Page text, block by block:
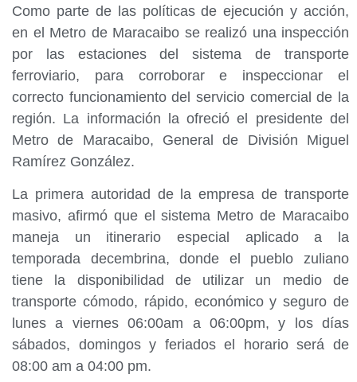
Como parte de las políticas de ejecución y acción,
en el Metro de Maracaibo se realizó una inspección
por las estaciones del sistema de transporte
ferroviario, para corroborar e inspeccionar el
correcto funcionamiento del servicio comercial de la
región. La información la ofreció el presidente del
Metro de Maracaibo, General de División Miguel
Ramírez González.
La primera autoridad de la empresa de transporte
masivo, afirmó que el sistema Metro de Maracaibo
maneja un itinerario especial aplicado a la
temporada decembrina, donde el pueblo zuliano
tiene la disponibilidad de utilizar un medio de
transporte cómodo, rápido, económico y seguro de
lunes a viernes 06:00am a 06:00pm, y los días
sábados, domingos y feriados el horario será de
08:00 am a 04:00 pm.